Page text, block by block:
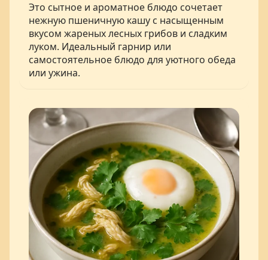
Это сытное и ароматное блюдо сочетает
нежную пшеничную кашу с насыщенным
вкусом жареных лесных грибов и сладким
луком. Идеальный гарнир или
самостоятельное блюдо для уютного обеда
или ужина.